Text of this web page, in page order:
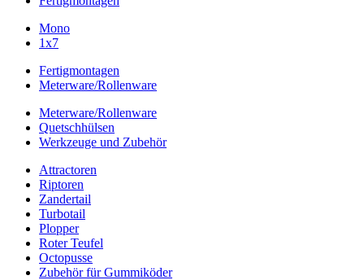
Mono
1x7
Fertigmontagen
Meterware/Rollenware
Meterware/Rollenware
Quetschhülsen
Werkzeuge und Zubehör
Attractoren
Riptoren
Zandertail
Turbotail
Plopper
Roter Teufel
Octopusse
Zubehör für Gummiköder